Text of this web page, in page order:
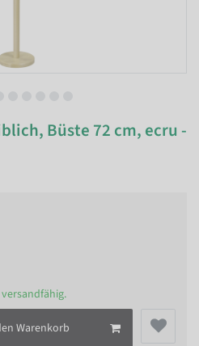
Büste 72 cm, ecru -
Warenkorb